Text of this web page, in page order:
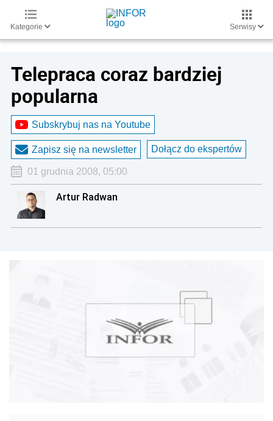
Kategorie Serwisy
Telepraca coraz bardziej
popularna
Subskrybuj nas na Youtube
Zapisz się na newsletter Dołącz do ekspertów
01 grudnia 2008, 05:00
Artur Radwan